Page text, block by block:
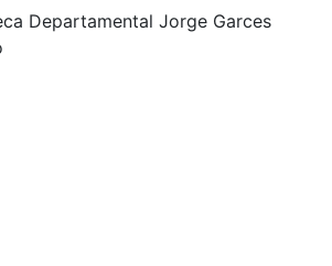
Departamental Jorge Garces